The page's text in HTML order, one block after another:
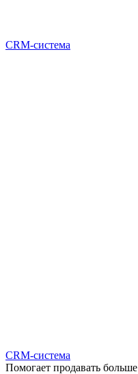
CRM-система
CRM-система
Помогает продавать больше